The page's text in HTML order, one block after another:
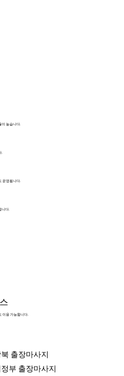
이 높습니다.
.
운영됩니다.
니다.
이용 가능합니다.
출장마사지
정부 출장마사지